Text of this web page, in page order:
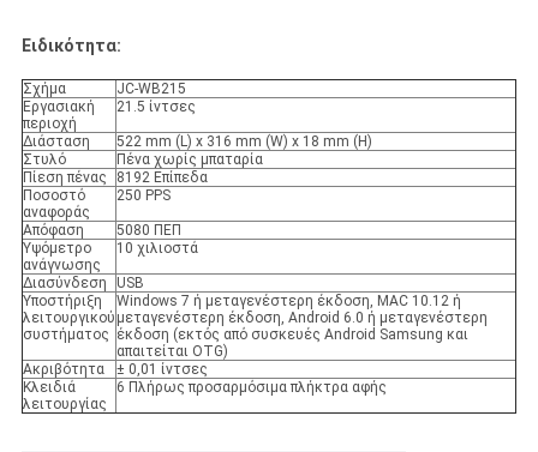
Ειδικότητα:
Σχήμα
JC-WB215
Εργασιακή
περιοχή
21.5 ίντσες
Διάσταση
522 mm (L) x 316 mm (W) x 18 mm (H)
Στυλό
Πένα χωρίς μπαταρία
Πίεση πένας
8192 Επίπεδα
Ποσοστό
αναφοράς
250 PPS
Απόφαση
5080 ΠΕΠ
Υψόμετρο
ανάγνωσης
10 χιλιοστά
Διασύνδεση
USB
Υποστήριξη
λειτουργικού
συστήματος
Windows 7 ή μεταγενέστερη έκδοση, MAC 10.12 ή
μεταγενέστερη έκδοση, Android 6.0 ή μεταγενέστερη
έκδοση (εκτός από συσκευές Android Samsung και
απαιτείται OTG)
Ακριβότητα
± 0,01 ίντσες
Κλειδιά
λειτουργίας
6 Πλήρως προσαρμόσιμα πλήκτρα αφής